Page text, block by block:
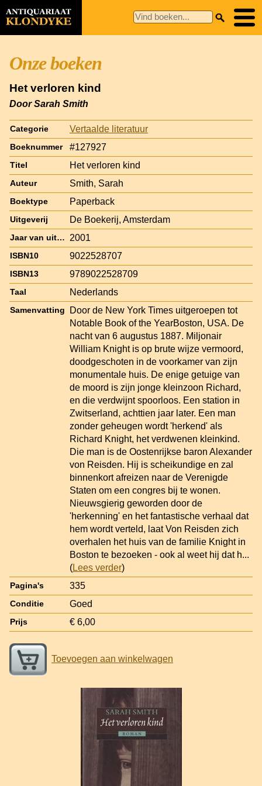
Onze boeken
Het verloren kind
Door Sarah Smith
Categorie Vertaalde literatuur
Boeknummer #127927
Titel Het verloren kind
Auteur Smith, Sarah
Boektype Paperback
Uitgeverij De Boekerij, Amsterdam
Jaar van uitgave 2001
ISBN10 9022528707
ISBN13 9789022528709
Taal Nederlands
Samenvatting
Door de New York Times uitgeroepen tot
Notable Book of the YearBoston, USA. De
nacht van 6 augustus 1887. Miljonair
William Knight is op brute wijze vermoord,
doodgeschoten in de voorkamer van zijn
monumentale huis. De enige getuige van
de moord is zijn jonge kleinzoon Richard,
en die verdwijnt spoorloos. Een station in
Zwitserland, achttien jaar later. Een man
zonder geheugen wordt 'herkend' als
Richard Knight, het verdwenen kleinkind.
Die man is de Oostenrijkse baron Alexander
von Reisden. Hij is scheikundige en zal
binnenkort afreizen naar de Verenigde
Staten om een congres bij te wonen.
Nieuwsgierig geworden door de
'herkenning' en het fantastische verhaal dat
hem wordt verteld, laat Von Reisden zich
overhalen het huis van de familie Knight in
Boston te bezoeken - ook al weet hij dat h...
(Lees verder)
Pagina's 335
Conditie Goed
Prijs € 6,00
Toevoegen aan winkelwagen